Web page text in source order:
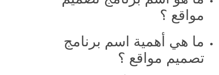
مواقع ؟
ما هي أهمية اسم برنامج
تصميم مواقع ؟